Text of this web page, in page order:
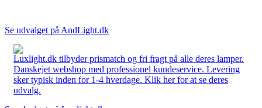
Se udvalget på AndLight.dk
Luxlight.dk tilbyder prismatch og fri fragt på alle deres lamper.
Danskejet webshop med professionel kundeservice. Levering
sker typisk inden for 1-4 hverdage. Klik her for at se deres
udvalg.